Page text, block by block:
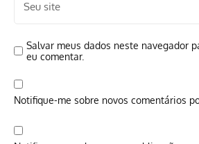
Salvar meus dados neste navegador
eu comentar.
Notifique-me sobre novos comentários